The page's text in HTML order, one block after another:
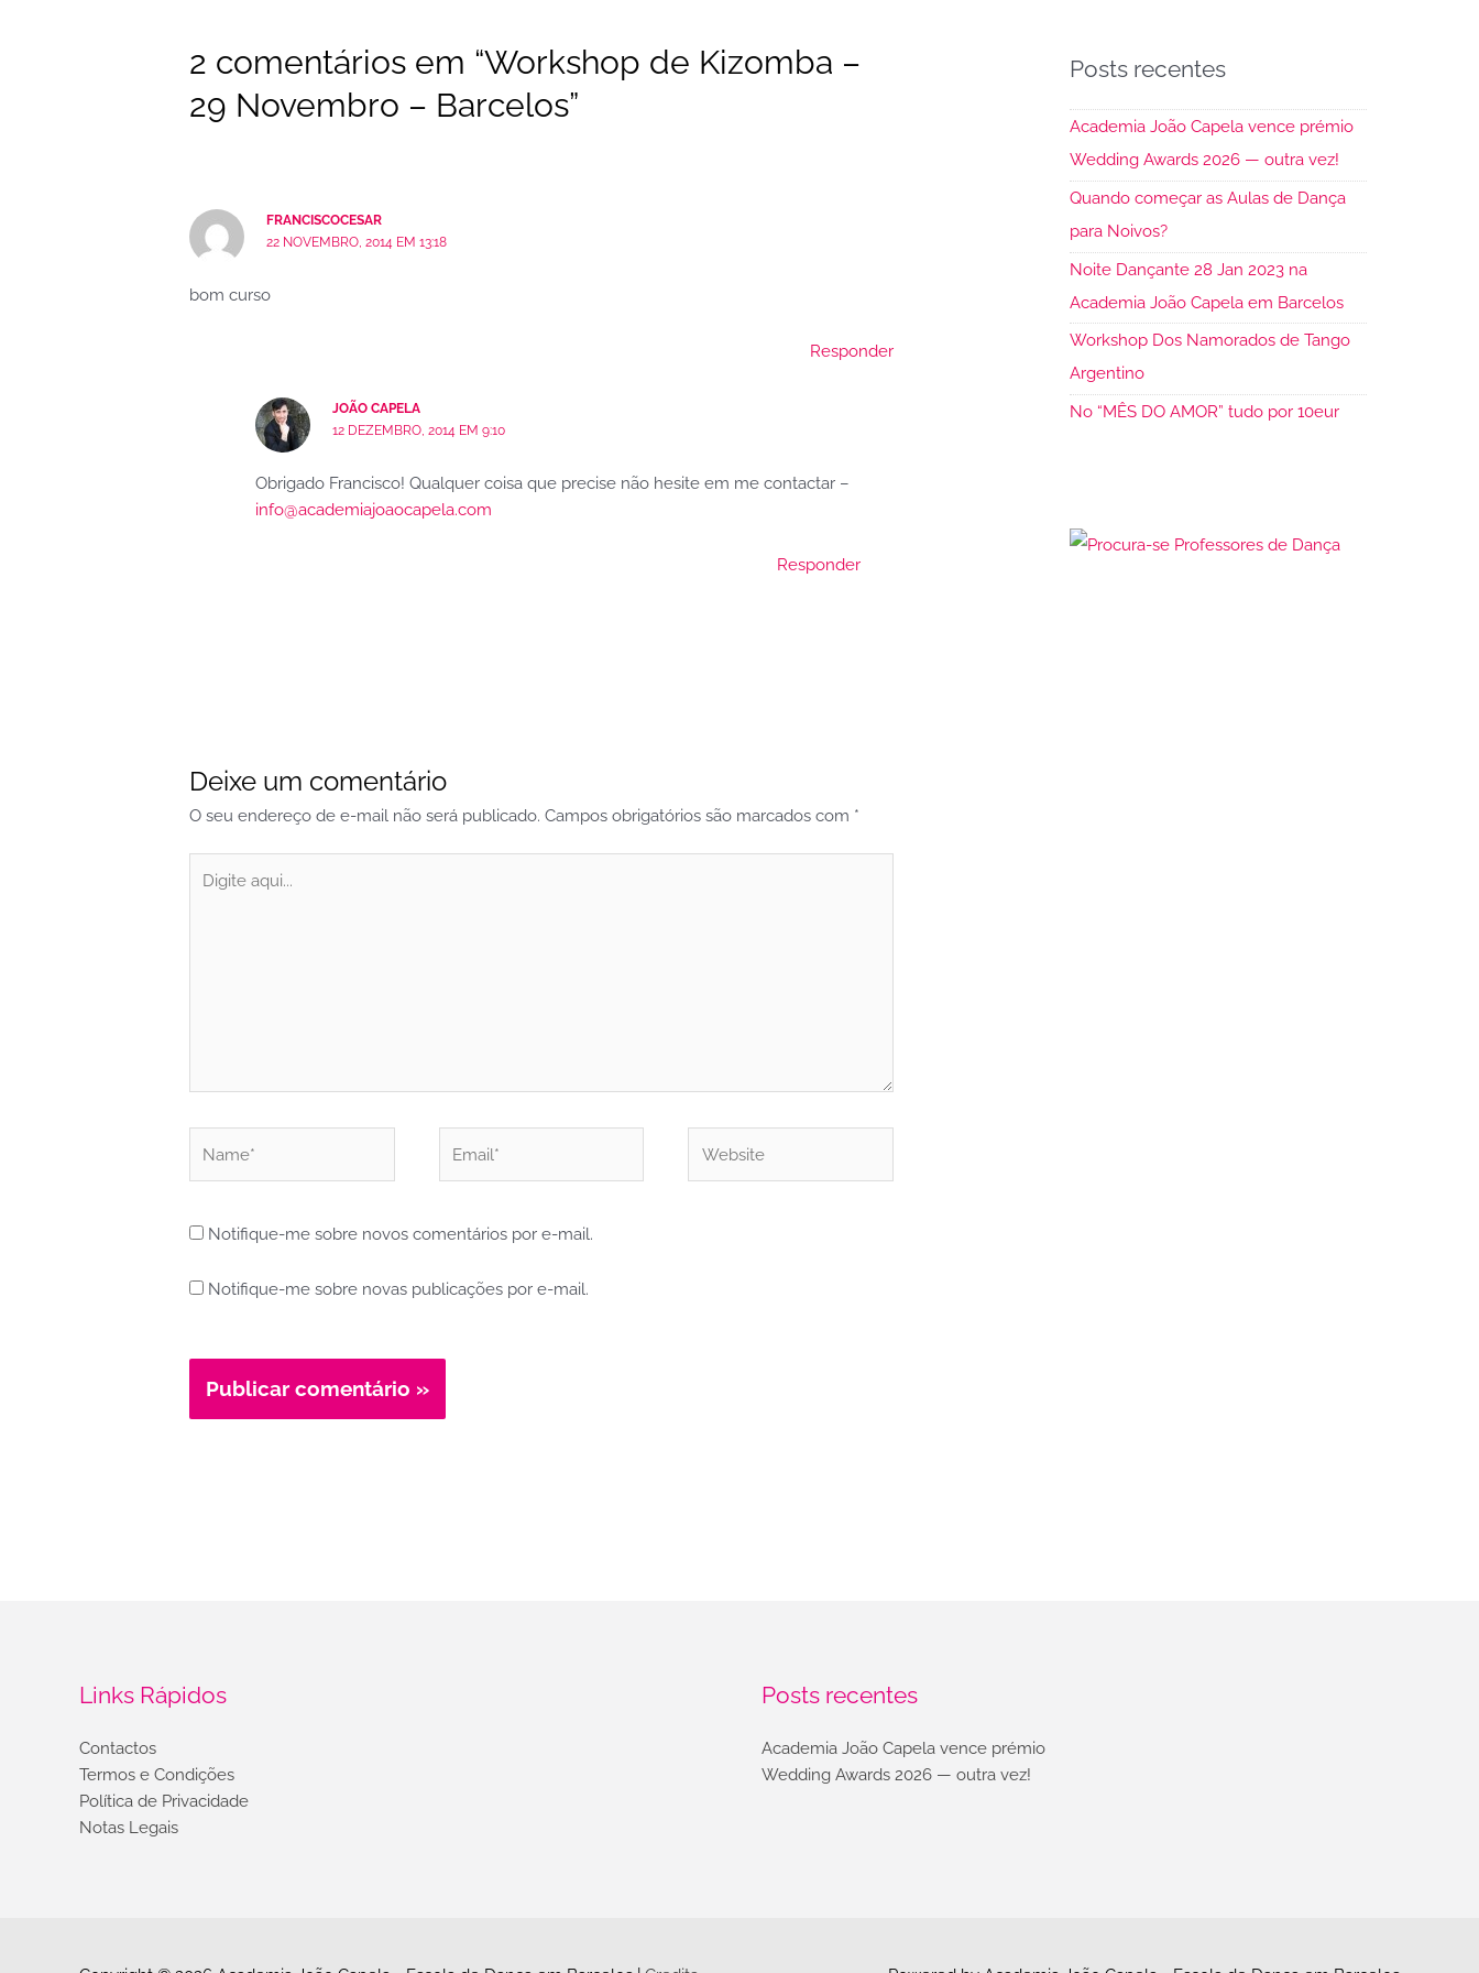
2 comentários em “Workshop de Kizomba –
29 Novembro – Barcelos”
FRANCISCOCESAR
22 NOVEMBRO, 2014 EM 13:18
bom curso
Responder
JOÃO CAPELA
12 DEZEMBRO, 2014 EM 9:10
Obrigado Francisco! Qualquer coisa que precise não hesite em me contactar –
info@academiajoaocapela.com
Responder
Deixe um comentário
O seu endereço de e-mail não será publicado. Campos obrigatórios são marcados com *
aqui...
Notifique-me sobre novos comentários por e-mail.
Notifique-me sobre novas publicações por e-mail.
Posts recentes
Academia João Capela vence prémio
Wedding Awards 2026 — outra vez!
Quando começar as Aulas de Dança
para Noivos?
Noite Dançante 28 Jan 2023 na
Academia João Capela em Barcelos
Workshop Dos Namorados de Tango
Argentino
No “MÊS DO AMOR” tudo por 10eur
Links Rápidos
Contactos
Termos e Condições
Política de Privacidade
Notas Legais
Posts recentes
Academia João Capela vence prémio
Wedding Awards 2026 — outra vez!